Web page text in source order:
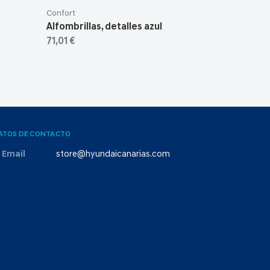
Confort
Alfombrillas, detalles azul
71,01 €
DE CONTACTO
Email store@hyundaicanarias.com